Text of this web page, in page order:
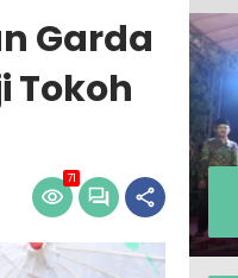
Garda
Tokoh
71